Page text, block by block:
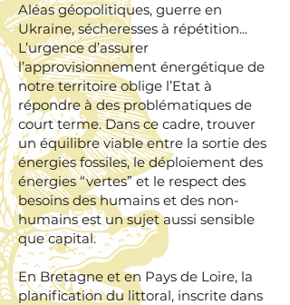
Aléas géopolitiques, guerre en
Ukraine, sécheresses à répétition...
L’urgence d’assurer
l’approvisionnement énergétique de
notre territoire oblige l’Etat à
répondre à des problématiques de
court terme. Dans ce cadre, trouver
un équilibre viable entre la sortie des
énergies fossiles, le déploiement des
énergies “vertes” et le respect des
besoins des humains et des non-
humains est un sujet aussi sensible
que capital.
En Bretagne et en Pays de Loire, la
planification du littoral, inscrite dans